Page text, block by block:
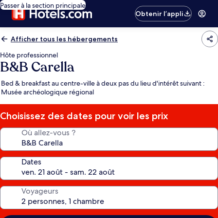
Passer à la section principale
Obtenir l’appli
Afficher tous les hébergements
Hôte professionnel
B&B Carella
Bed & breakfast au centre-ville à deux pas du lieu d'intérêt suivant :
Musée archéologique régional
Choisissez des dates pour voir les prix
Où allez-vous ?
Dates
Voyageurs